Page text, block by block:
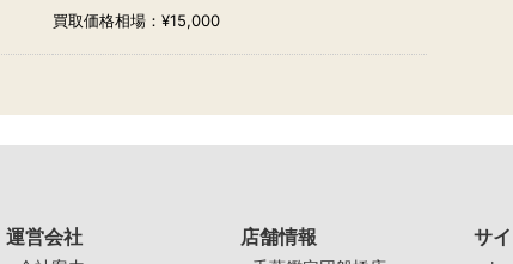
買取価格相場：¥15,000
運営会社 店舗情報 サ